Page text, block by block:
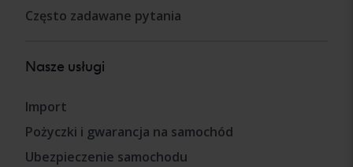
Często zadawane pytania
Nasze usługi
Import
Pożyczki i gwarancja na samochód
Ubezpieczenie samochodu